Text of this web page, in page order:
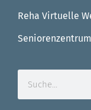
Reha Virtuelle